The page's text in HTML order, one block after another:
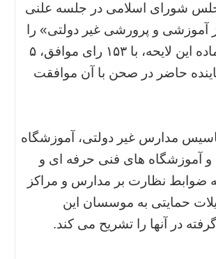
شورای اسلامی در جلسه علنی
آموزشی و پرورشی غیر دولتی» را
در دستور کار قرار دادند و پس از قرائت ۳۹ ماده این لایحه، با ۱۵۳ رای موافق، ۵
و ۴ رای ممتنع از مجموع ۱۹۶ نماینده حاضر در صحن با آن موافقت
و تاسیس مدارس غیر دولتی، آموزشگاه
و آموزشگاه های فنی حرفه ای و
ضوابط نظارت بر مدارس و مراکز
حمایتی به موسسان این
در آنها را تشریح می کند.